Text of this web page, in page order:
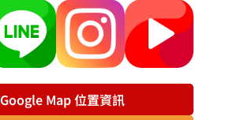
Google Map 位置資訊